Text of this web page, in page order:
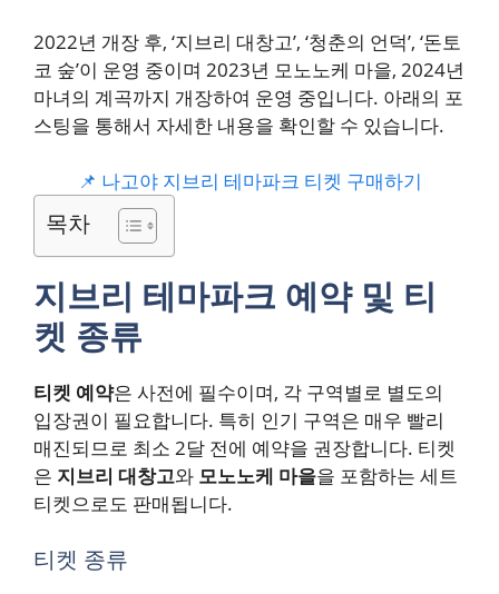
2022년 개장 후, ‘지브리 대창고’, ‘청춘의 언덕’, ‘돈토
코 숲’이 운영 중이며 2023년 모노노케 마을, 2024년
마녀의 계곡까지 개장하여 운영 중입니다. 아래의 포
스팅을 통해서 자세한 내용을 확인할 수 있습니다.
📌 나고야 지브리 테마파크 티켓 구매하기
목차
지브리 테마파크 예약 및 티
켓 종류
티켓 예약은 사전에 필수이며, 각 구역별로 별도의
입장권이 필요합니다. 특히 인기 구역은 매우 빨리
매진되므로 최소 2달 전에 예약을 권장합니다. 티켓
은 지브리 대창고와 모노노케 마을을 포함하는 세트
티켓으로도 판매됩니다.
티켓 종류